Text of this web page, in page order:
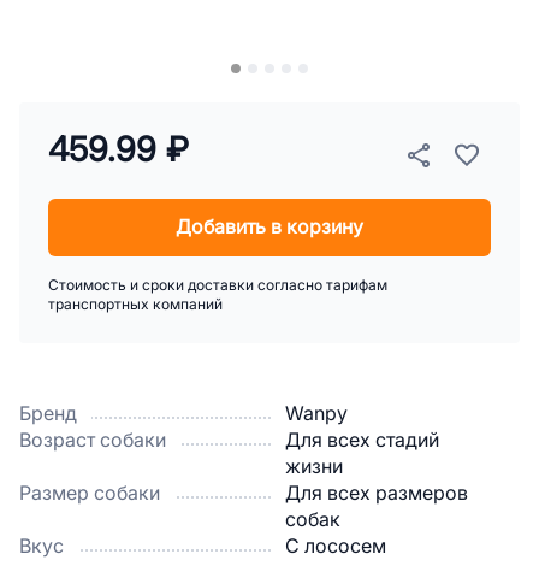
Бренд
Wanpy
Возраст собаки
Для всех стадий
жизни
Размер собаки
Для всех размеров
собак
Вкус
С лососем
459.99 ₽
Добавить в корзину
Стоимость и сроки доставки согласно тарифам
транспортных компаний